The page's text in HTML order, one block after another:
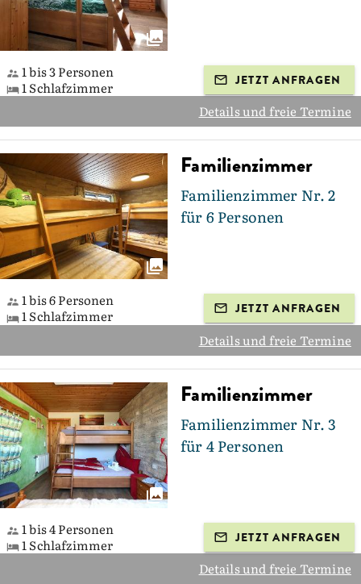
1 bis 3 Personen
1 Schlafzimmer
JETZT ANFRAGEN
Details und freie Termine
Familienzimmer
Familienzimmer Nr. 2
für 6 Personen
1 bis 6 Personen
1 Schlafzimmer
JETZT ANFRAGEN
Details und freie Termine
Familienzimmer
Familienzimmer Nr. 3
für 4 Personen
1 bis 4 Personen
1 Schlafzimmer
JETZT ANFRAGEN
Details und freie Termine